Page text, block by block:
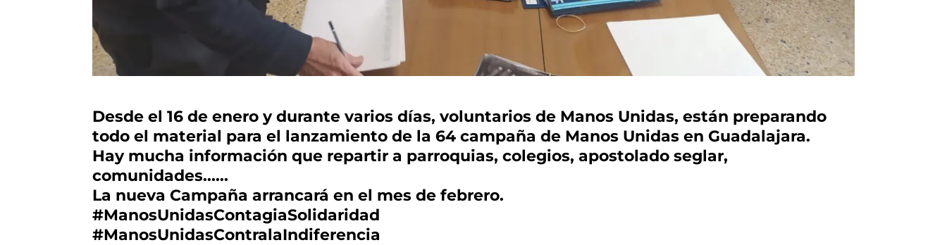
Desde el 16 de enero y durante varios días, voluntarios de Manos Unidas, están preparando
todo el material para el lanzamiento de la 64 campaña de Manos Unidas en Guadalajara.
Hay mucha información que repartir a parroquias, colegios, apostolado seglar,
comunidades......
La nueva Campaña arrancará en el mes de febrero.
#ManosUnidasContagiaSolidaridad
#ManosUnidasContralaIndiferencia